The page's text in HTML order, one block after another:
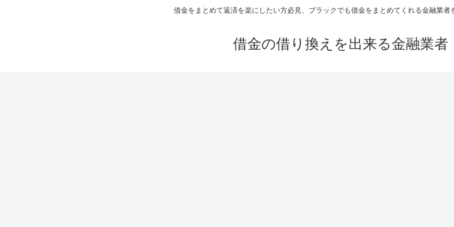
借金をまとめて返済を楽にしたい方必見、ブラックでも借金をまとめてくれる金融業者
借金の借り換えを出来る金融業者